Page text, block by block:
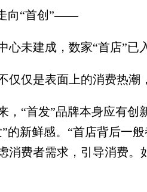
向“首创”——
未建成，数家“首店”已
仅是表面上的消费热潮
“首发”品牌本身应有创
的新鲜感。“首店背后一
消费者需求，引导消费